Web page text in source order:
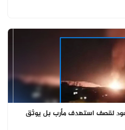
يعود لقصف استهدف مأرب بل يوثق